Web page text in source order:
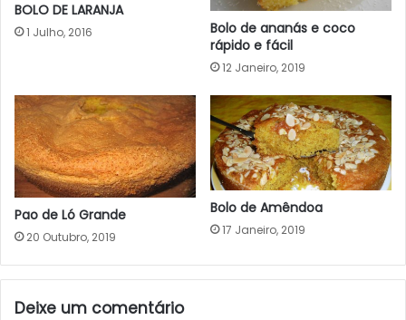
BOLO DE LARANJA
1 Julho, 2016
Bolo de ananás e coco
rápido e fácil
12 Janeiro, 2019
Pao de Ló Grande
20 Outubro, 2019
Bolo de Amêndoa
17 Janeiro, 2019
Deixe um comentário